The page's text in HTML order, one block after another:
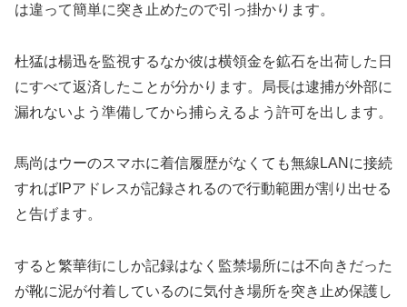
は違って簡単に突き止めたので引っ掛かります。
杜猛は楊迅を監視するなか彼は横領金を鉱石を出荷した日
にすべて返済したことが分かります。局長は逮捕が外部に
漏れないよう準備してから捕らえるよう許可を出します。
馬尚はウーのスマホに着信履歴がなくても無線LANに接続
すればIPアドレスが記録されるので行動範囲が割り出せる
と告げます。
すると繁華街にしか記録はなく監禁場所には不向きだった
が靴に泥が付着しているのに気付き場所を突き止め保護し